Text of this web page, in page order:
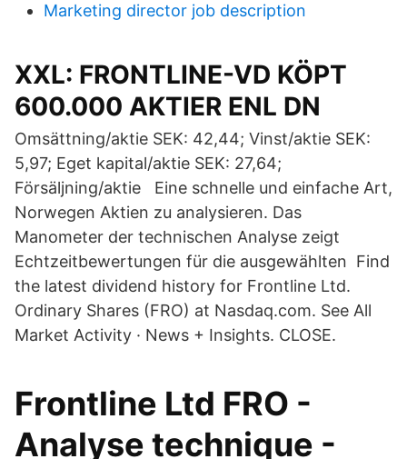
Marketing director job description
XXL: FRONTLINE-VD KÖPT
600.000 AKTIER ENL DN
Omsättning/aktie SEK: 42,44; Vinst/aktie SEK:
5,97; Eget kapital/aktie SEK: 27,64;
Försäljning/aktie Eine schnelle und einfache Art,
Norwegen Aktien zu analysieren. Das
Manometer der technischen Analyse zeigt
Echtzeitbewertungen für die ausgewählten Find
the latest dividend history for Frontline Ltd.
Ordinary Shares (FRO) at Nasdaq.com. See All
Market Activity · News + Insights. CLOSE.
Frontline Ltd FRO -
Analyse technique -